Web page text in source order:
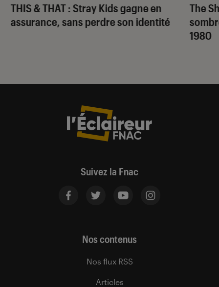
THIS & THAT: Stray Kids gagne en
assurance, sans perdre son identité
The
1980
Suivez la Fnac
Nos contenus
Nos flux RSS
Articles